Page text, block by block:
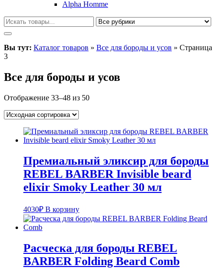
Alpha Homme
Вы тут: Каталог товаров » Все для бороды и усов » Страница
3
Все для бороды и усов
Отображение 33–48 из 50
Премиальный эликсир для бороды
REBEL BARBER Invisible beard
elixir Smoky Leather 30 мл
4030₽ В корзину
Расческа для бороды REBEL
BARBER Folding Beard Comb